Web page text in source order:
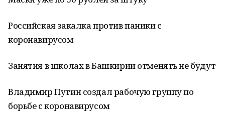
Российская закалка против паники с
коронавирусом
Занятия в школах в Башкирии отменять не будут
Владимир Путин создал рабочую группу по
борьбе с коронавирусом